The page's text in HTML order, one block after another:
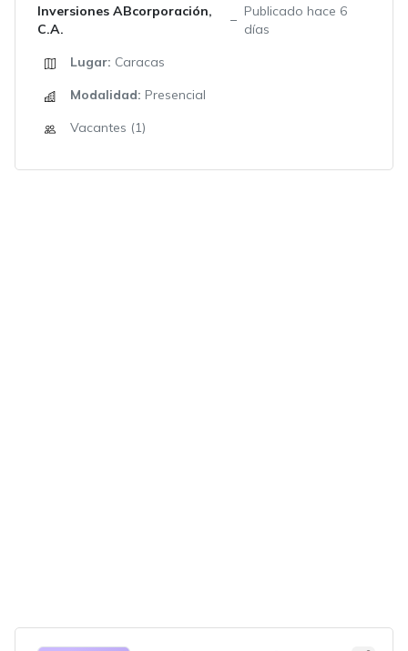
Inversiones ABcorporación,
C.A.
Publicado hace 6
días
Lugar: Caracas
Modalidad: Presencial
Vacantes (1)